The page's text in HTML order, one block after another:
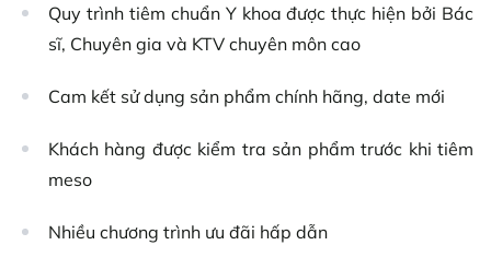
Quy trình tiêm chuẩn Y khoa được thực hiện bởi Bác
sĩ, Chuyên gia và KTV chuyên môn cao
Cam kết sử dụng sản phẩm chính hãng, date mới
Khách hàng được kiểm tra sản phẩm trước khi tiêm
meso
Nhiều chương trình ưu đãi hấp dẫn